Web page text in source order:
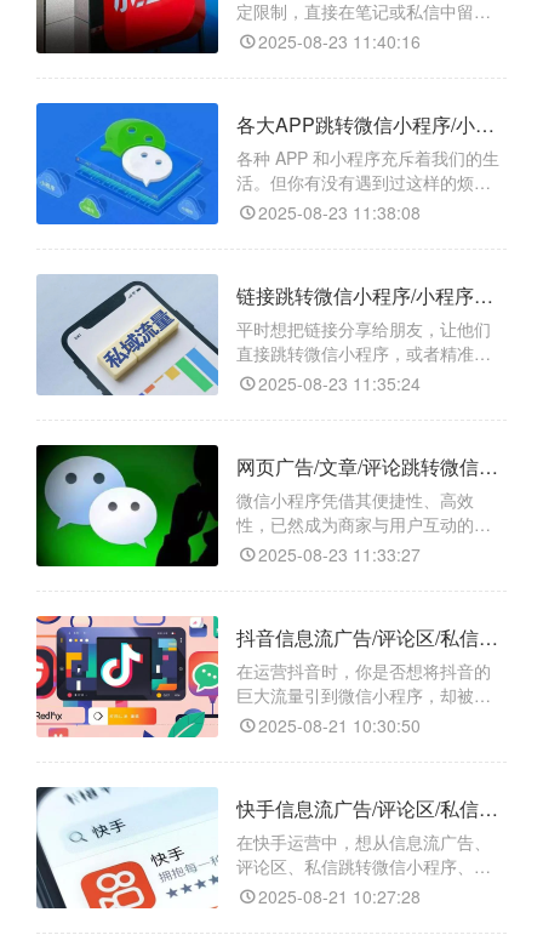
便捷操作。​
定限制，直接在笔记或私信中留下
微信联系方式可能会被判定为违
用户有意愿添加微信，手动复制粘
为繁琐，容易让用户在过程中流
失。而“天天外链”就像是一个智能的
桥梁，能够打破小红书和微信之间
的壁垒，让用户一键直达微信小程
2025-08-23 11:40:16
各大APP跳转微信小程序/小程序任意页面/小程序码怎么实现？
各种 APP 和小程序充斥着我们的生
活。但你有没有遇到过这样的烦
恼：想让用户从一个 APP 跳转到微
烦，导致用户流失？别担心，今天
——“天天外链”，它能帮你轻松实现
一键跳转，让流量转化变得轻松又
高效。
2025-08-23 11:38:08
链接跳转微信小程序/小程序任意页面/小程序码如何操作？
平时想把链接分享给朋友，让他们
直接跳转微信小程序，或者精准进
入小程序里的某个页面，甚至生成
觉得特别费劲？要么找不到合适的
大，忙活半天还不一定能成功。别
担心，今天就给大家安利一个超好
用的跳转工具 ——【天天外链】，
不管是链接跳转微信小程序、小
2025-08-23 11:35:24
网页广告/文章/评论跳转微信小程序/小程序任意页面/小程序码的方法是什么？
微信小程序凭借其便捷性、高效
性，已然成为商家与用户互动的重
要平台。然而，如何将网页广告、
微信小程序，成为许多运营者面临
支个招，借助一款神奇的跳转工具
——【天天外链】，轻松实现一键
跳转，让你的流量转化不再是难
题！
2025-08-23 11:33:27
抖音信息流广告/评论区/私信跳转微信小程序/小程序任意页面/小程序码的最新教程
在运营抖音时，你是否想将抖音的
巨大流量引到微信小程序，却被跳
转难题困住？别担心，“天天外链”
2025-08-21 10:30:50
快手信息流广告/评论区/私信跳转微信小程序/小程序任意页面/小程序码的方法
在快手运营中，想从信息流广告、
评论区、私信跳转微信小程序、小
程序任意页面或获取小程序码，由
不过，借助 “天天外链” 这个跳转工
2025-08-21 10:27:28